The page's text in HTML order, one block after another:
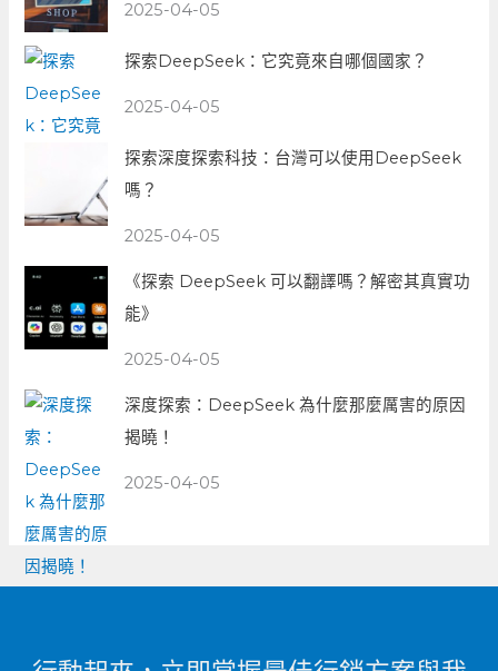
2025-04-05
探索DeepSeek：它究竟來自哪個國家？
2025-04-05
探索深度探索科技：台灣可以使用DeepSeek
嗎？
2025-04-05
《探索 DeepSeek 可以翻譯嗎？解密其真實功
能》
2025-04-05
深度探索：DeepSeek 為什麼那麼厲害的原因
揭曉！
2025-04-05